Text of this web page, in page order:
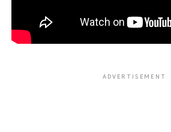
ADVERTISEMENT